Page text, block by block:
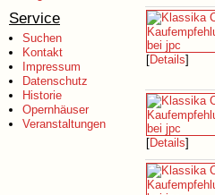
Service
Suchen
Kontakt
Impressum
Datenschutz
Historie
Opernhäuser
Veranstaltungen
[Details]
[Details]